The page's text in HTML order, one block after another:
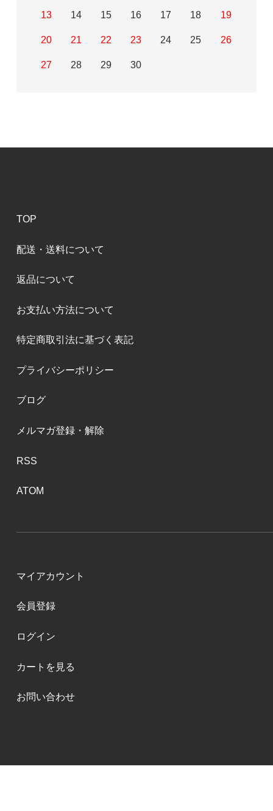
13 14 15 16 17 18 19
20 21 22 23 24 25 26
27 28 29 30
TOP
配送・送料について
返品について
お支払い方法について
特定商取引法に基づく表記
プライバシーポリシー
ブログ
メルマガ登録・解除
RSS
ATOM
マイアカウント
会員登録
ログイン
カートを見る
お問い合わせ